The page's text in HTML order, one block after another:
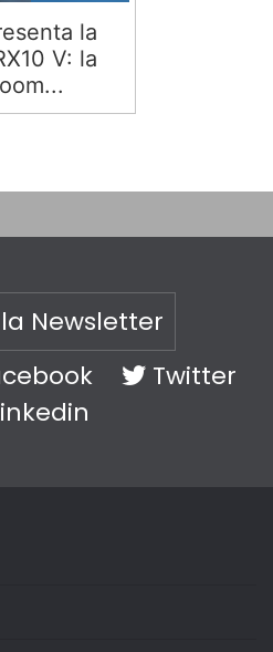
la
V: la
Newsletter
Twitter